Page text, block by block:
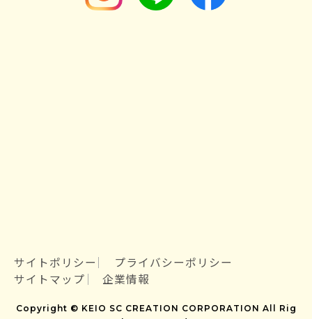
サイトポリシー
プライバシーポリシー
サイトマップ
企業情報
Copyright © KEIO SC CREATION CORPORATION All Rig